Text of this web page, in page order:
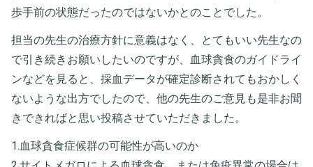
歩手前の状態だったのではないかとのことでした。
担当の先生の治療方針に意義はなく、とてもいい先生なの
で引き続きお願いしたいのですが、血球貪食のガイドライ
ンなどを見ると、採血データが確定診断されてもおかしく
ないような出方でしたので、他の先生のご意見も是非お聞
きできればと思い投稿させていただきました。
1.血球貪食症候群の可能性が高いのか